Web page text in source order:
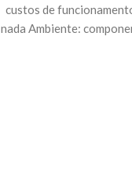
custos de
nada Ambiente: